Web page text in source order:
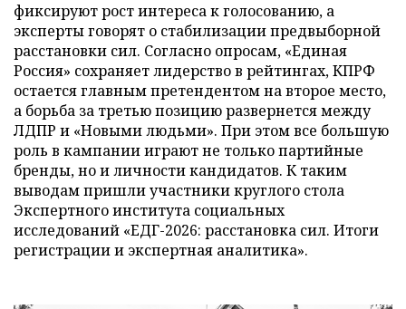
фиксируют рост интереса к голосованию, а
эксперты говорят о стабилизации предвыборной
расстановки сил. Согласно опросам, «Единая
Россия» сохраняет лидерство в рейтингах, КПРФ
остается главным претендентом на второе место,
а борьба за третью позицию развернется между
ЛДПР и «Новыми людьми». При этом все большую
роль в кампании играют не только партийные
бренды, но и личности кандидатов. К таким
выводам пришли участники круглого стола
Экспертного института социальных
исследований «ЕДГ-2026: расстановка сил. Итоги
регистрации и экспертная аналитика».